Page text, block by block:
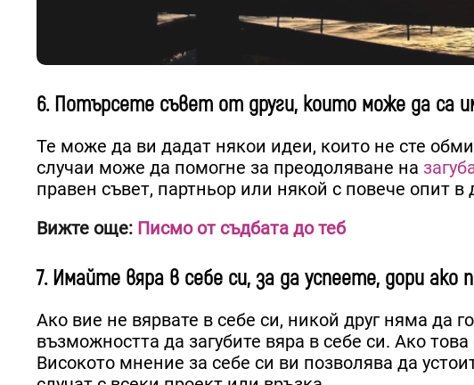
6. Потърсете съвет от други, които може да са
Те може да ви дадат някои идеи, които не сте
случаи може да помогне за преодоляване на
правен съвет, партньор или някой с повече опит
Вижте още: Писмо от съдбата до теб
7. Имайте вяра в себе си, за да успеете, дори
Ако вие не вярвате в себе си, никой друг няма да
възможността да загубите вяра в себе си. Ако
Високото мнение за себе си ви позволява да